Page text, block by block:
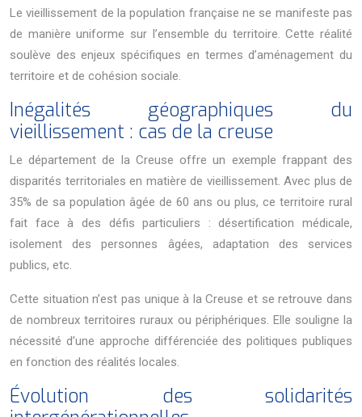
Le vieillissement de la population française ne se manifeste pas
de manière uniforme sur l’ensemble du territoire. Cette réalité
soulève des enjeux spécifiques en termes d’aménagement du
territoire et de cohésion sociale.
Inégalités géographiques du
vieillissement : cas de la creuse
Le département de la Creuse offre un exemple frappant des
disparités territoriales en matière de vieillissement. Avec plus de
35% de sa population âgée de 60 ans ou plus, ce territoire rural
fait face à des défis particuliers : désertification médicale,
isolement des personnes âgées, adaptation des services
publics, etc.
Cette situation n’est pas unique à la Creuse et se retrouve dans
de nombreux territoires ruraux ou périphériques. Elle souligne la
nécessité d’une approche différenciée des politiques publiques
en fonction des réalités locales.
Évolution des solidarités